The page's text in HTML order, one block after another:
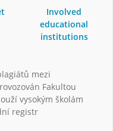
Involved
educational
institutions
mezi
Fakultou
vysokým školám
registr